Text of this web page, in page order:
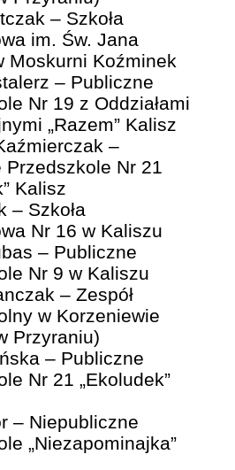
– Szkoła
im. Św. Jana
Moskurni Koźminek
– Publiczne
Nr 19 z Oddziałami
„Razem” Kalisz
–
Przedszkole Nr 21
Kalisz
– Szkoła
Nr 16 w Kaliszu
– Publiczne
Nr 9 w Kaliszu
– Zespół
w Korzeniewie
Przyraniu)
– Publiczne
Nr 21 „Ekoludek”
– Niepubliczne
„Niezapominajka”